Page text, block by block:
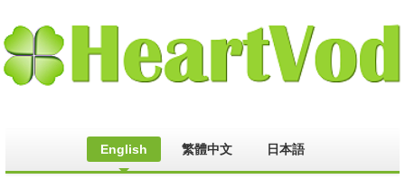
English 繁體中文 日本語